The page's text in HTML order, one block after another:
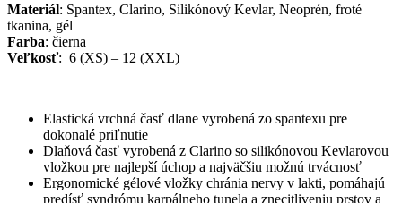
Materiál: Spantex, Clarino, Silikónový Kevlar, Neoprén, froté
tkanina, gél
Farba: čierna
Veľkosť: 6 (XS) – 12 (XXL)
Elastická vrchná časť dlane vyrobená zo spantexu pre
dokonalé priľnutie
Dlaňová časť vyrobená z Clarino so silikónovou Kevlarovou
vložkou pre najlepší úchop a najväčšiu možnú trvácnosť
Ergonomické gélové vložky chránia nervy v lakti, pomáhajú
predísť syndrómu karpálneho tunela a znecitliveniu prstov a